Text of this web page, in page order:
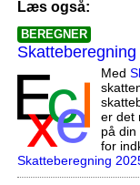
Læs også:
BEREGNER
Med
er det
på din
for
Skatteberegning